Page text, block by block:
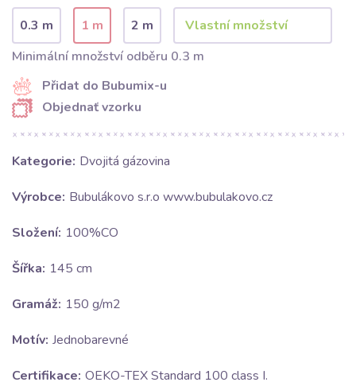
0.3 m 1 m
2 m
Minimální množství odběru 0.3 m
Přidat do Bubumix-u
Objednať vzorku
Kategorie: Dvojitá gázovina
Výrobce: Bubulákovo s.r.o www.bubulakovo.cz
Složení: 100%CO
Šířka: 145 cm
Gramáž: 150 g/m2
Motív: Jednobarevné
Certifikace: OEKO-TEX Standard 100 class I.